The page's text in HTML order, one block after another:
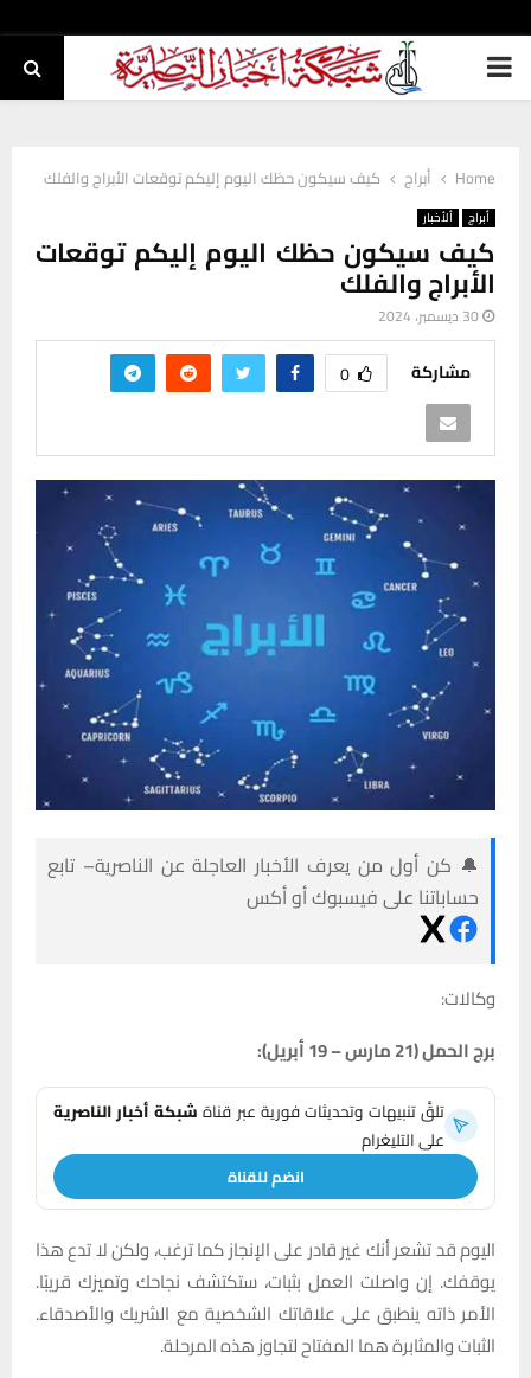
PRIMARY
Home أبراج كيف سيكون حظك اليوم إليكم توقعات الأبراج والفلك
أبراج ألأخبار
كيف سيكون حظك اليوم إليكم توقعات
الأبراج والفلك
30 ديسمبر، 2024
مشاركة 0
🔔 كن أول من يعرف الأخبار العاجلة عن الناصرية– تابع
حساباتنا على فيسبوك أو أكس
وكالات:
برج الحمل (21 مارس – 19 أبريل):
تلقَّ تنبيهات وتحديثات فورية عبر قناةشبكة أخبار الناصرية
على التليغرام
انضم للقناة
اليوم قد تشعر أنك غير قادر على الإنجاز كما ترغب، ولكن لا تدع هذا
يوقفك. إن واصلت العمل بثبات، ستكتشف نجاحك وتميزك قريبًا.
الأمر ذاته ينطبق على علاقاتك الشخصية مع الشريك والأصدقاء.
الثبات والمثابرة هما المفتاح لتجاوز هذه المرحلة.